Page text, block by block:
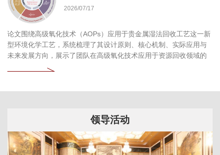
2026/07/17
论文围绕高级氧化技术（AOPs）应用于贵金属湿法回收工艺这一新
型环境化学工艺，系统梳理了其设计原则、核心机制、实际应用与
未来发展方向，展示了团队在高级氧化技术应用于资源回收领域的
持续探索和深刻见解。
领导活动